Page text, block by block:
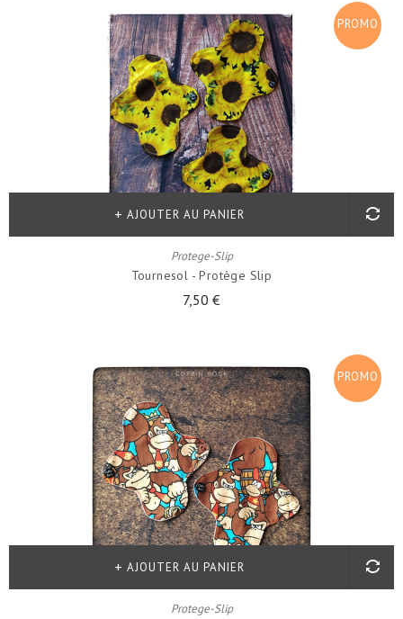
PROMO
Protege-Slip
Tournesol - Protège Slip
7,50 €
AJOUTER AU PANIER
PROMO
Protege-Slip
AJOUTER AU PANIER